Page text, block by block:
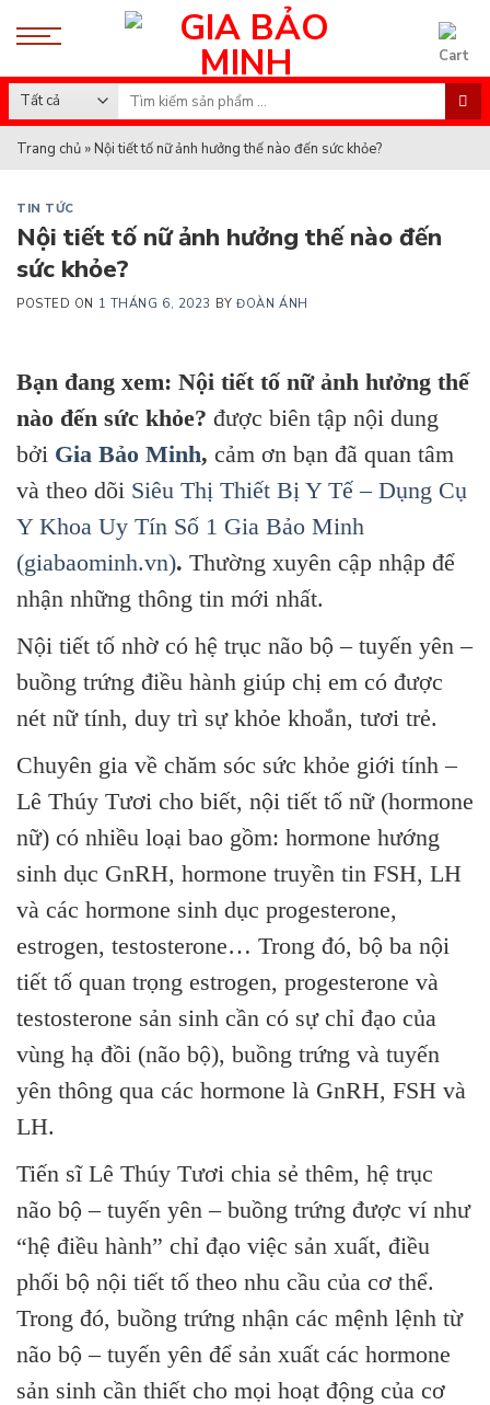
Search
for:
Trang chủ » Nội tiết tố nữ ảnh hưởng thế nào đến sức khỏe?
TIN TỨC
Nội tiết tố nữ ảnh hưởng thế nào đến
sức khỏe?
POSTED ON 1 THÁNG 6, 2023 BYĐOÀN ÁNH
Bạn đang xem: Nội tiết tố nữ ảnh hưởng thế
nào đến sức khỏe? được biên tập nội dung
bởi Gia Bảo Minh, cảm ơn bạn đã quan tâm
và theo dõi Siêu Thị Thiết Bị Y Tế – Dụng Cụ
Y Khoa Uy Tín Số 1 Gia Bảo Minh
(giabaominh.vn). Thường xuyên cập nhập để
nhận những thông tin mới nhất.
Nội tiết tố nhờ có hệ trục não bộ – tuyến yên –
buồng trứng điều hành giúp chị em có được
nét nữ tính, duy trì sự khỏe khoắn, tươi trẻ.
Chuyên gia về chăm sóc sức khỏe giới tính –
Lê Thúy Tươi cho biết, nội tiết tố nữ (hormone
nữ) có nhiều loại bao gồm: hormone hướng
sinh dục GnRH, hormone truyền tin FSH, LH
và các hormone sinh dục progesterone,
estrogen, testosterone… Trong đó, bộ ba nội
tiết tố quan trọng estrogen, progesterone và
testosterone sản sinh cần có sự chỉ đạo của
vùng hạ đồi (não bộ), buồng trứng và tuyến
yên thông qua các hormone là GnRH, FSH và
LH.
Tiến sĩ Lê Thúy Tươi chia sẻ thêm, hệ trục
não bộ – tuyến yên – buồng trứng được ví như
“hệ điều hành” chỉ đạo việc sản xuất, điều
phối bộ nội tiết tố theo nhu cầu của cơ thể.
Trong đó, buồng trứng nhận các mệnh lệnh từ
não bộ – tuyến yên để sản xuất các hormone
sản sinh cần thiết cho mọi hoạt động của cơ